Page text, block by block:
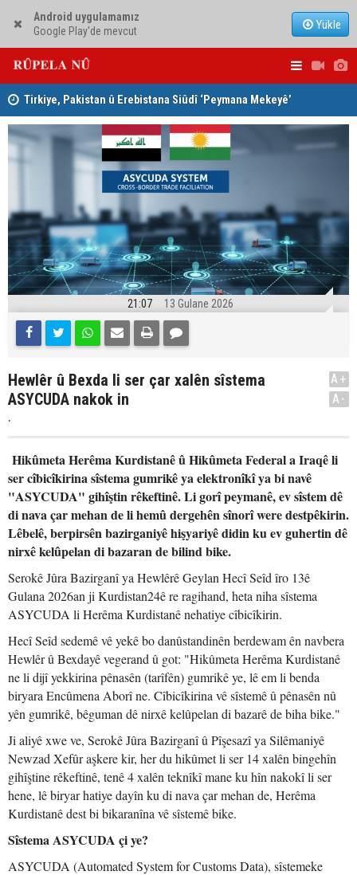
Android uygulamamız
Google Play'de mevcut
Yükle
Tirkiye, Pakistan û Erebistana Siûdî ‘Peymana Mekeyê’
îmze kir girîng e û
21:07 13 Gulane 2026
Hewlêr û Bexda li ser çar xalên sîstema
ASYCUDA nakok in
.
A+
A-
Hikûmeta Herêma Kurdistanê û Hikûmeta Federal a Iraqê li
ser cîbicîkirina sîstema gumrikê ya elektronîkî ya bi navê
"ASYCUDA" gihîştin rêkeftinê. Li gorî peymanê, ev sîstem dê
di nava çar mehan de li hemû dergehên sînorî were destpêkirin.
Lêbelê, berpirsên bazirganiyê hişyariyê didin ku ev guhertin dê
nirxê kelûpelan di bazaran de bilind bike.
Serokê Jûra Bazirganî ya Hewlêrê Geylan Hecî Seîd îro 13ê
Gulana 2026an ji Kurdistan24ê re ragihand, heta niha sîstema
ASYCUDA li Herêma Kurdistanê nehatiye cîbicîkirin.
Hecî Seîd sedemê vê yekê bo danûstandinên berdewam ên navbera
Hewlêr û Bexdayê vegerand û got: "Hikûmeta Herêma Kurdistanê
ne li dijî yekkirina pênasên (tarîfên) gumrikê ye, lê em li benda
biryara Encûmena Aborî ne. Cîbicîkirina vê sîstemê û pênasên nû
yên gumrikê, bêguman dê nirxê kelûpelan di bazarê de biha bike."
Ji aliyê xwe ve, Serokê Jûra Bazirganî û Pîşesazî ya Silêmaniyê
Newzad Xefûr aşkere kir, her du hikûmet li ser 14 xalên bingehîn
gihîştine rêkeftinê, tenê 4 xalên teknîkî mane ku hîn nakokî li ser
hene, lê biryar hatiye dayîn ku di nava çar mehan de, Herêma
Kurdistanê dest bi bikaranîna vê sîstemê bike.
Sîstema ASYCUDA çi ye?
ASYCUDA (Automated System for Customs Data), sîstemeke